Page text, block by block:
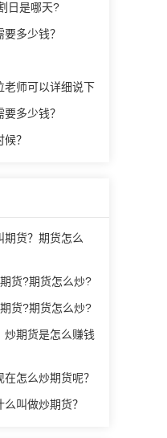
日是哪天?
多少钱？
老师可以详细说下
多少钱？
？
期货？期货怎么
货?期货怎么炒?
货?期货怎么炒?
炒期货是怎么赚钱
怎么炒期货呢？
叫做炒期货？